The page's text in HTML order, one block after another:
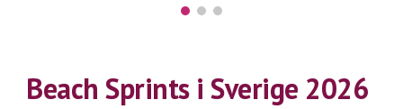
Beach Sprints i Sverige 2026